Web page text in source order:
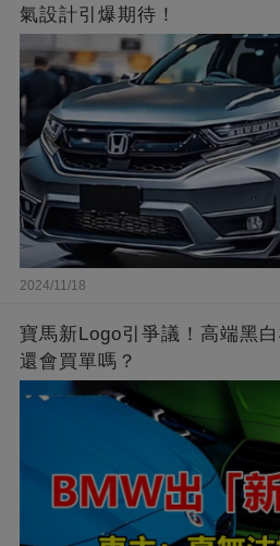
氣設計引爆期待！
2024/11/18
寶馬新Logo引爭議！高端黑
還會買單嗎？